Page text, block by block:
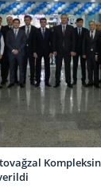
verildi